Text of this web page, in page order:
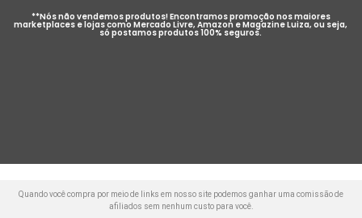
**Nós não vendemos produtos! Encontramos promoção nos maiores
marketplaces e lojas como Mercado Livre, Amazon e Magazine Luiza, ou seja,
só postamos produtos 100% seguros.
Quando você compra por meio de links em nosso site podemos ganhar uma comissão de
afiliados sem nenhum custo para você.